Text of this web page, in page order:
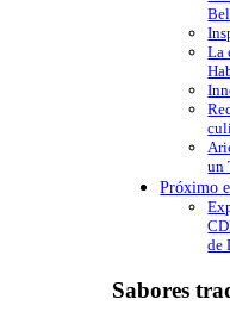
La
un
Próximo
de
Sabores